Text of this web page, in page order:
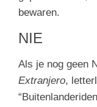
bewaren.
NIE
Als je nog geen
Extranjero,